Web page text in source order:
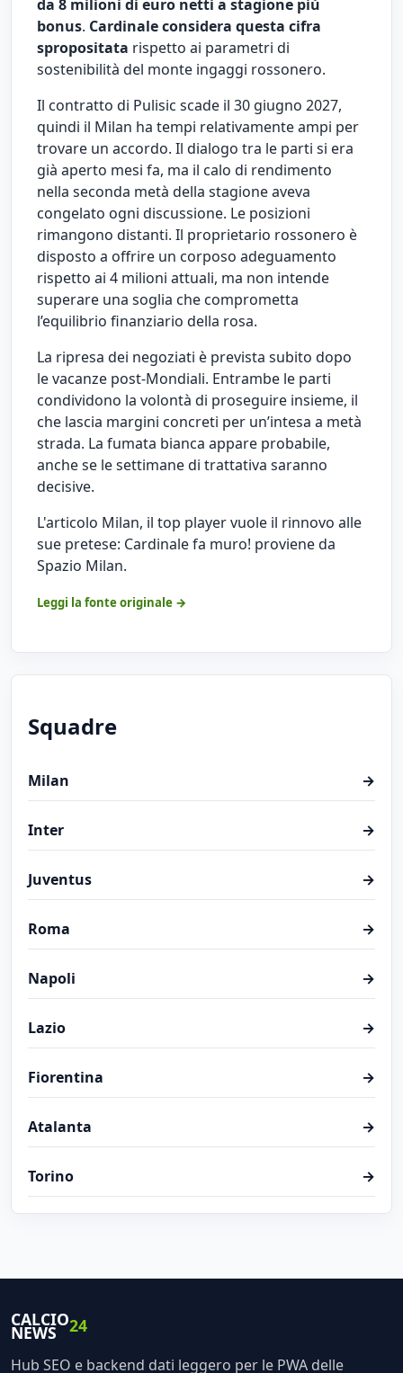
da 8 milioni di euro netti a stagione più
bonus. Cardinale considera questa cifra
spropositata rispetto ai parametri di
sostenibilità del monte ingaggi rossonero.
Il contratto di Pulisic scade il 30 giugno 2027,
quindi il Milan ha tempi relativamente ampi per
trovare un accordo. Il dialogo tra le parti si era
già aperto mesi fa, ma il calo di rendimento
nella seconda metà della stagione aveva
congelato ogni discussione. Le posizioni
rimangono distanti. Il proprietario rossonero è
disposto a offrire un corposo adeguamento
rispetto ai 4 milioni attuali, ma non intende
superare una soglia che comprometta
l’equilibrio finanziario della rosa.
La ripresa dei negoziati è prevista subito dopo
le vacanze post-Mondiali. Entrambe le parti
condividono la volontà di proseguire insieme, il
che lascia margini concreti per un’intesa a metà
strada. La fumata bianca appare probabile,
anche se le settimane di trattativa saranno
decisive.
L'articolo Milan, il top player vuole il rinnovo alle
sue pretese: Cardinale fa muro! proviene da
Spazio Milan.
Leggi la fonte originale →
Squadre
Milan →
Inter →
Juventus →
Roma →
Napoli →
Lazio →
Fiorentina →
Atalanta →
Torino →
CALCIO
NEWS 24
Hub SEO e backend dati leggero per le PWA delle